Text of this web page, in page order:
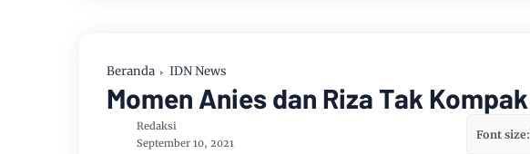
Beranda IDN News
Momen Anies dan Riza Tak
Redaksi
September 10, 2021
Font size: